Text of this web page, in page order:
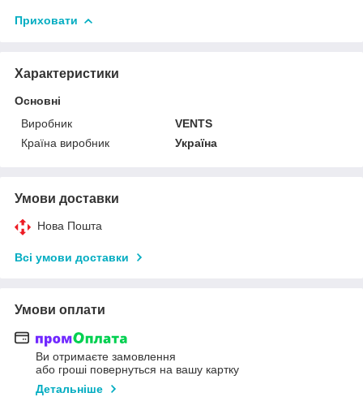
Приховати
Характеристики
Основні
Виробник
VENTS
Країна виробник
Україна
Умови доставки
Нова Пошта
Всі умови доставки
Умови оплати
Ви отримаєте замовлення
або гроші повернуться на вашу картку
Детальніше